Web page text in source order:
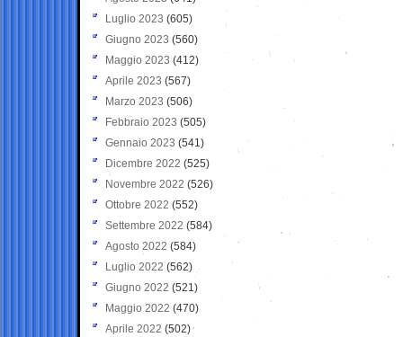
Luglio 2023 (605)
Giugno 2023 (560)
Maggio 2023 (412)
Aprile 2023 (567)
Marzo 2023 (506)
Febbraio 2023 (505)
Gennaio 2023 (541)
Dicembre 2022 (525)
Novembre 2022 (526)
Ottobre 2022 (552)
Settembre 2022 (584)
Agosto 2022 (584)
Luglio 2022 (562)
Giugno 2022 (521)
Maggio 2022 (470)
Aprile 2022 (502)